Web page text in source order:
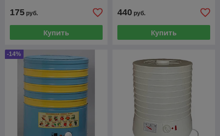
175 руб.
Купить
440 руб.
Купить
-14%